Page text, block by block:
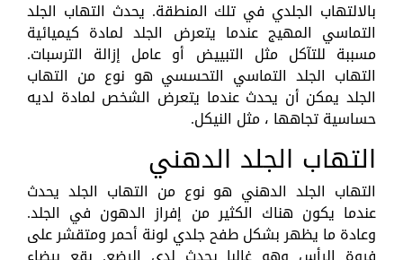
بالالتهاب الجلدي في تلك المنطقة. يحدث التهاب الجلد
التماسي المهيج عندما يتعرض الجلد لمادة كيميائية
مسببة للتآكل مثل التبييض أو عامل إزالة الترسبات.
التهاب الجلد التماسي التحسسي هو نوع من التهاب
الجلد يمكن أن يحدث عندما يتعرض الشخص لمادة لديه
حساسية تجاهها ، مثل النيكل.
التهاب الجلد الدهني
التهاب الجلد الدهني هو نوع من التهاب الجلد يحدث
عندما يكون هناك الكثير من إفراز الدهون في الجلد.
وعادة ما يظهر بشكل طفح جلدي لونة أحمر ومتقشر على